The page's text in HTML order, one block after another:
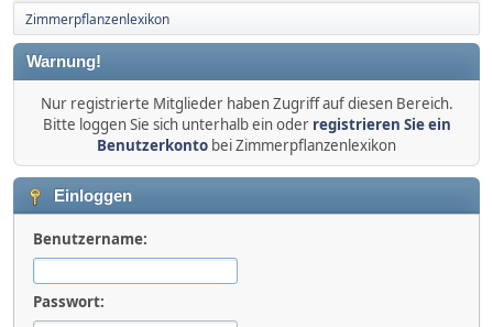
Zimmerpflanzenlexikon
Warnung!
Nur registrierte Mitglieder haben Zugriff auf diesen Bereich.
Bitte loggen Sie sich unterhalb ein oder registrieren Sie ein
Benutzerkonto bei Zimmerpflanzenlexikon
Einloggen
Benutzername:
Passwort: